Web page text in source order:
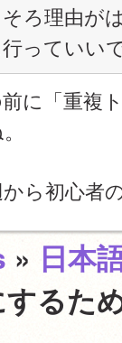
ろ理由が
っていい
に「重複
ら初心者
» 日本
るた